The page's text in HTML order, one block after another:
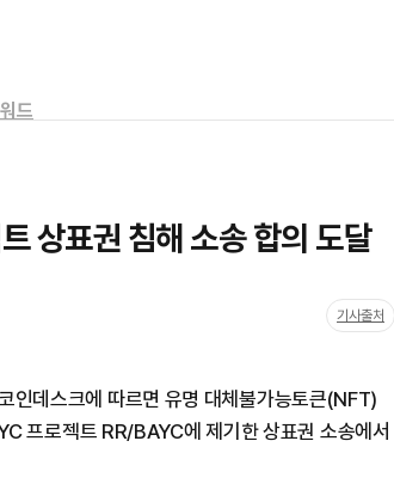
드
상표권 침해 소송 합의 도달
기사출처
인데스크에 따르면 유명 대체불가능토큰(NFT)
프로젝트 RR/BAYC에 제기한 상표권 소송에서